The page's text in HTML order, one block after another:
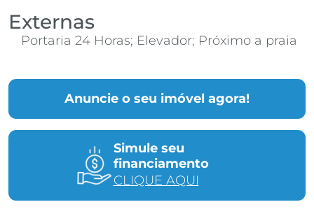
Anuncie o seu imóvel agora!
Simule seu
financiamento
CLIQUE AQUI
Externas
Portaria 24 Horas; Elevador; Próximo a praia